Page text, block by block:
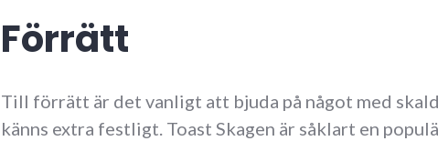
Förrätt
Till förrätt är det vanligt att bjuda på något med
känns extra festligt. Toast Skagen är såklart en